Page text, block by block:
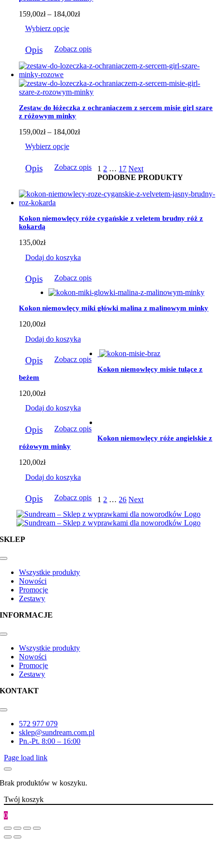
stronie
produktu
159,00zł – 184,00złZakres
do
Wybierz opcje
produkt
ma
wiele
wariantów.
Opcje
można
wybrać
na
stronie
produktu
Opis Zobacz opis
Zestaw do łóżeczka z ochraniaczem z sercem misie girl szare
z różowym minky
159,00zł – 184,00złZakres
do
184,00zł
Wybierz opcje
produkt
wariantów.
Opcje
wybrać
na
stronie
produktu
Opis Zobacz opis 1 2 … 17 Next
PODOBNE PRODUKTY
Kokon niemowlęcy róże cygańskie z veletem brudny róż z
kokardą
135,00zł
Dodaj do koszyka
Opis Zobacz opis
Kokon niemowlęcy miki główki malina z malinowym minky
120,00zł
Dodaj do koszyka
Opis Zobacz opis
Kokon niemowlęcy misie tulące z
beżem
120,00zł
Dodaj do koszyka
Opis Zobacz opis
Kokon niemowlęcy róże angielskie z
różowym minky
120,00zł
Dodaj do koszyka
Opis Zobacz opis 1 2 … 26 Next
SKLEP
Toggle
NavigationWszystkie produkty
Nowości
Promocje
Zestawy
INFORMACJE
Toggle
NavigationWszystkie produkty
Nowości
Promocje
Zestawy
KONTAKT
Toggle
Navigation572 977 079
sklep@sundream.com.pl
Pn.-Pt. 8:00 – 16:00
Page load link
Brak produktów w koszyku.
Twój koszyk
0